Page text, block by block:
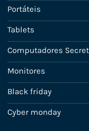
Portáteis
Tablets
Computadores
Monitores
Black friday
Cyber monday